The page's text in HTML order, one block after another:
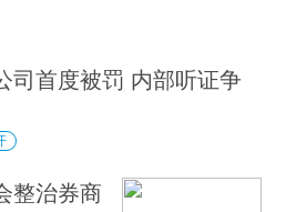
司首度被罚 内部听证争
整治券商